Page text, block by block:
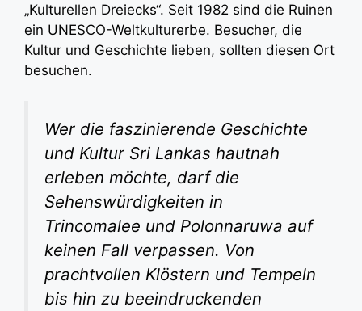
„Kulturellen Dreiecks“. Seit 1982 sind die Ruinen
ein UNESCO-Weltkulturerbe. Besucher, die
Kultur und Geschichte lieben, sollten diesen Ort
besuchen.
Wer die faszinierende Geschichte
und Kultur Sri Lankas hautnah
erleben möchte, darf die
Sehenswürdigkeiten in
Trincomalee und Polonnaruwa auf
keinen Fall verpassen. Von
prachtvollen Klöstern und Tempeln
bis hin zu beeindruckenden